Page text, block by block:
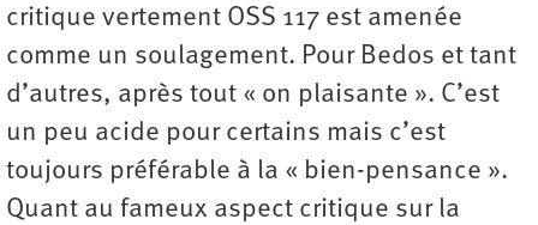
critique vertement OSS 117 est amenée
comme un soulagement. Pour Bedos et tant
d’autres, après tout « on plaisante ». C’est
un peu acide pour certains mais c’est
toujours préférable à la « bien-pensance ».
Quant au fameux aspect critique sur la